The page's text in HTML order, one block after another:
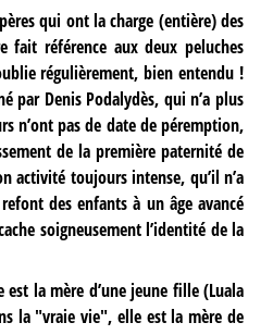
qui ont la charge (entière) des
référence aux deux peluches
régulièrement, bien entendu !
par Denis Podalydès, qui n’a plus
n’ont pas de date de péremption,
de la première paternité de
activité toujours intense, qu’il n’a
des enfants à un âge avancé
soigneusement l’identité de la
est la mère d’une jeune fille (Luala
la "vraie vie", elle est la mère de